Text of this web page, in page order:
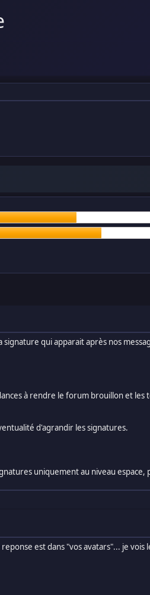
qui apparait après nos
à rendre le forum brouillon et les
d'agrandir les signatures.
uniquement au niveau
est dans "vos avatars"... je